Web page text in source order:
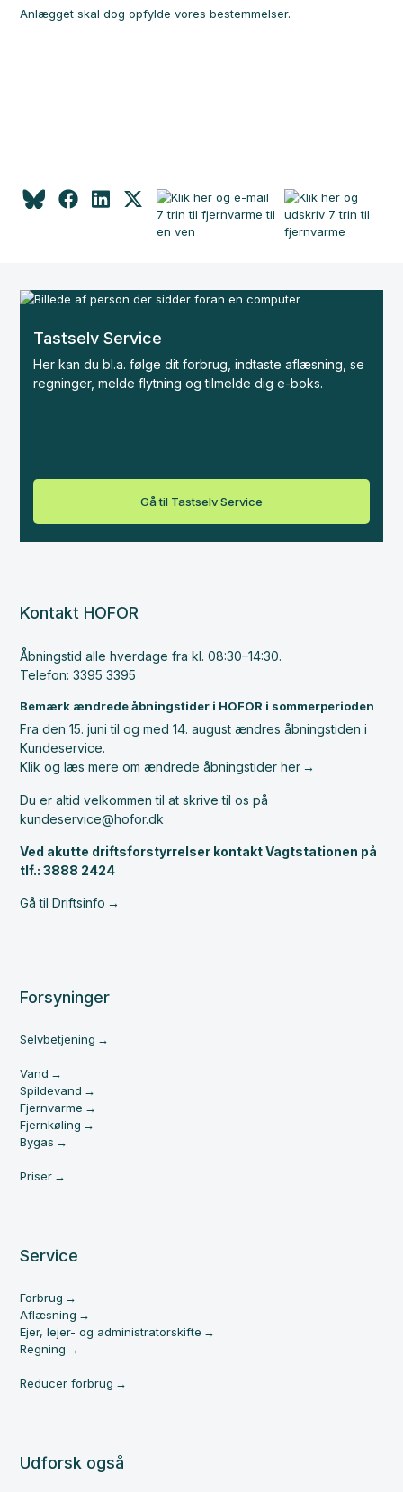
Anlægget skal dog opfylde vores bestemmelser.
Tastselv Service
Her kan du bl.a. følge dit forbrug, indtaste aflæsning, se
regninger, melde flytning og tilmelde dig e-boks.
Gå til Tastselv Service
Kontakt HOFOR
Åbningstid alle hverdage fra kl. 08:30–14:30.
Telefon: 3395 3395
Bemærk ændrede åbningstider i HOFOR i sommerperioden
Fra den 15. juni til og med 14. august ændres åbningstiden i
Kundeservice.
Klik og læs mere om ændrede åbningstider her
Du er altid velkommen til at skrive til os på
kundeservice@hofor.dk
Ved akutte driftsforstyrrelser kontakt Vagtstationen på
tlf.: 3888 2424
Gå til Driftsinfo
Forsyninger
Selvbetjening
Vand
Spildevand
Fjernvarme
Fjernkøling
Bygas
Priser
Service
Forbrug
Aflæsning
Ejer, lejer- og administratorskifte
Regning
Reducer forbrug
Udforsk også